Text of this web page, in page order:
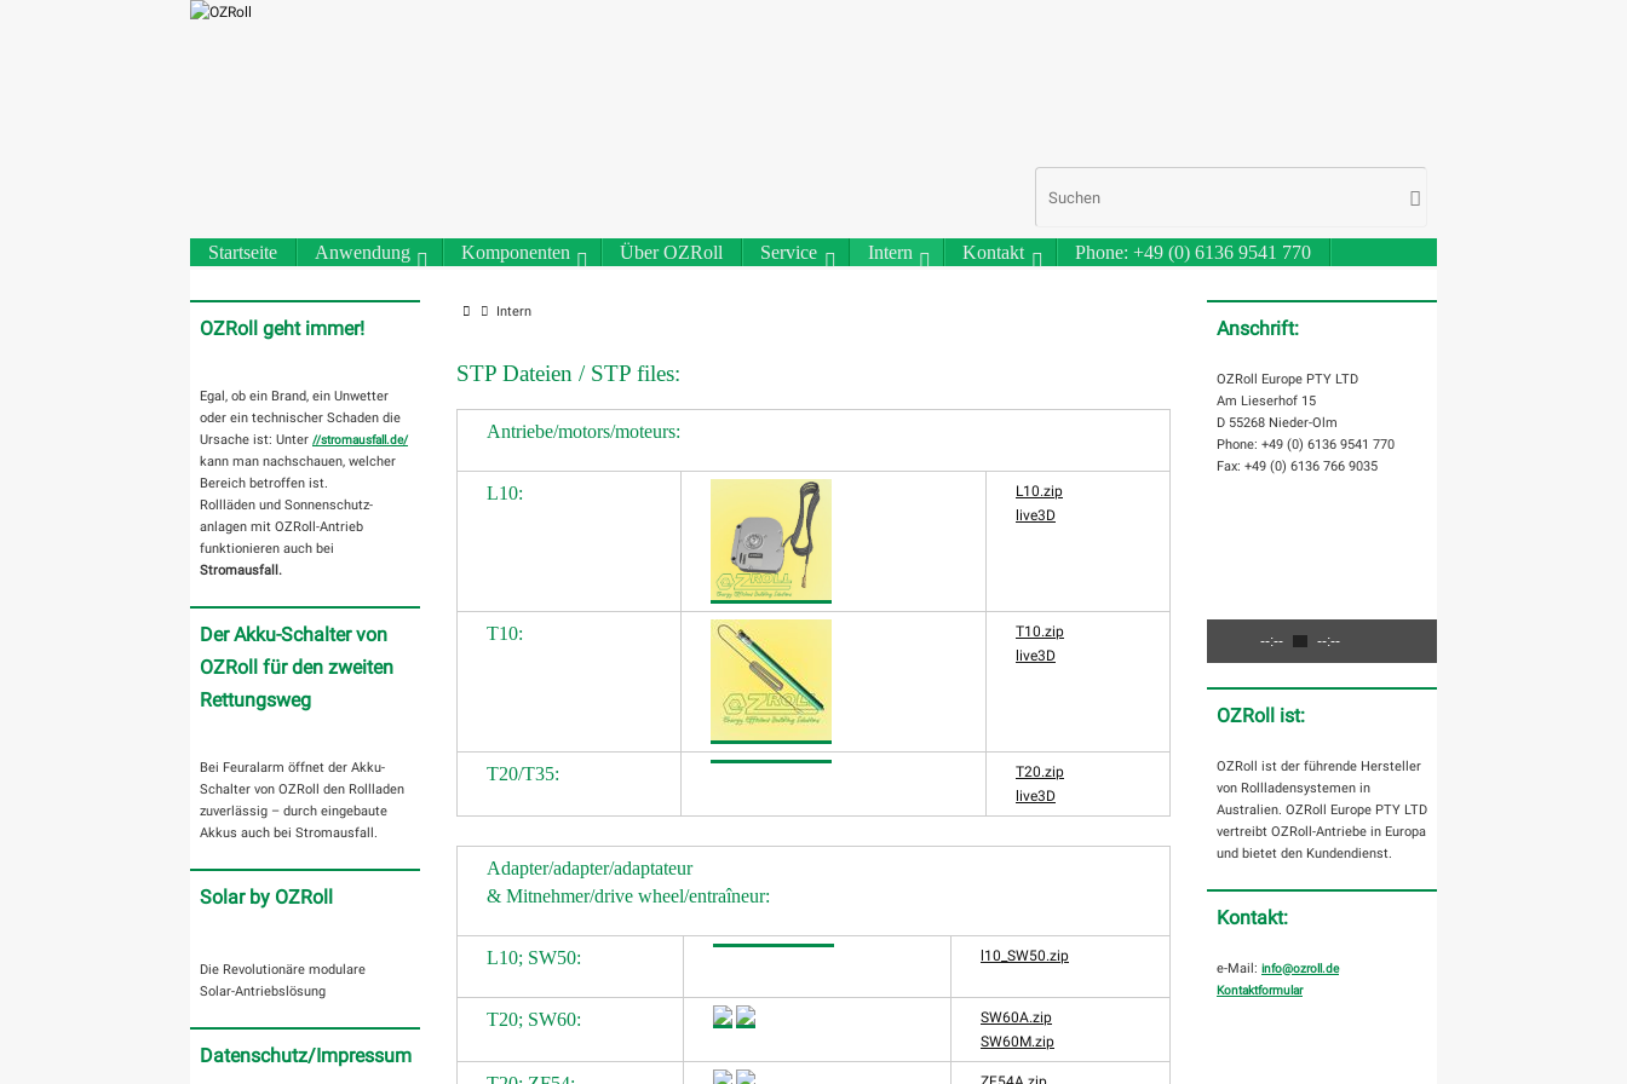
Suchen
Zum
Inhalt
springen
Startseite Anwendung Komponenten Über OZRoll Service Intern Kontakt Phone: +49 (0) 6136 9541 770
StartIntern
STP Dateien / STP files:
Antriebe/motors/moteurs:
L10:
L10.zip
live3D
T10:
T10.zip
live3D
T20/T35:
T20.zip
live3D
Adapter/adapter/adaptateur
& Mitnehmer/drive wheel/entraîneur:
L10; SW50: l10_SW50.zip
T20; SW60:
SW60A.zip
SW60M.zip
OZRoll geht immer!
Egal, ob ein Brand, ein Unwetter
oder ein technischer Schaden die
Ursache ist: Unter //stromausfall.de/
kann man nachschauen, welcher
Bereich betroffen ist.
Rollläden und Sonnenschutz-
anlagen mit OZRoll-Antrieb
funktionieren auch bei
Stromausfall.
Der Akku-Schalter von
OZRoll für den zweiten
Rettungsweg
Bei Feuralarm öffnet der Akku-
Schalter von OZRoll den Rollladen
zuverlässig – durch eingebaute
Akkus auch bei Stromausfall.
Solar by OZRoll
Die Revolutionäre modulare
Solar-Antriebslösung
Datenschutz/Impressum
Anschrift:
OZRoll Europe PTY LTD
Am Lieserhof 15
D 55268 Nieder-Olm
Phone: +49 (0) 6136 9541 770
Fax: +49 (0) 6136 766 9035
--:-- --:--
OZRoll ist:
OZRoll ist der führende Hersteller
von Rollladensystemen in
Australien. OZRoll Europe PTY LTD
vertreibt OZRoll-Antriebe in Europa
und bietet den Kundendienst.
Kontakt:
e-Mail: info@ozroll.de
Kontaktformular